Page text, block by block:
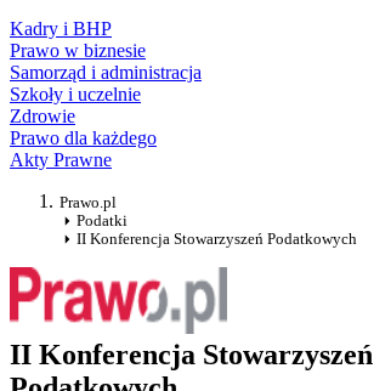
Kadry i BHP
Prawo w biznesie
Samorząd i administracja
Szkoły i uczelnie
Zdrowie
Prawo dla każdego
Akty Prawne
Prawo.pl
Podatki
II Konferencja Stowarzyszeń Podatkowych
II Konferencja Stowarzyszeń